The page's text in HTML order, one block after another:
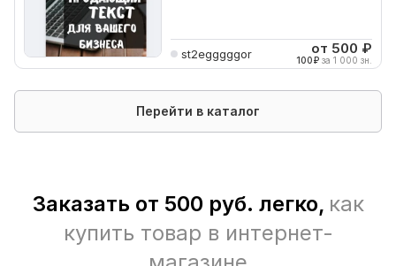
st2egggggor от 500 ₽
100₽ за 1 000 зн.
Перейти в каталог
Заказать от 500 руб. легко, как
купить товар в интернет-